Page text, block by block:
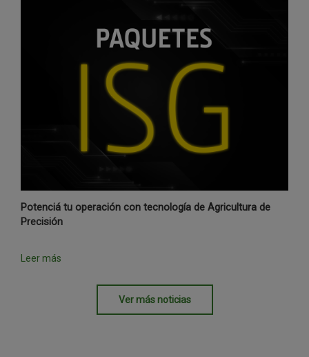
Potenciá tu operación con tecnología de Agricultura de
Precisión
Leer más
Ver más noticias